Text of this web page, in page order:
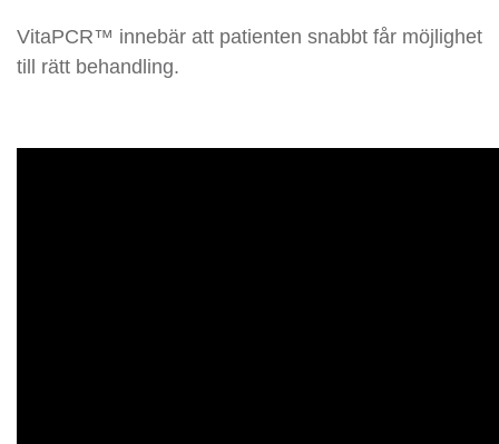
VitaPCR™ innebär att patienten snabbt får möjlighet
till rätt behandling.